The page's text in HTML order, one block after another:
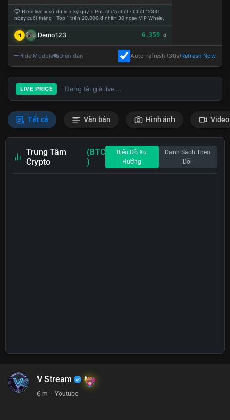
Điểm live = số dư ví + ký quỹ + PnL chưa chốt · Chốt 12:00
ngày cuối tháng · Top 1 trên 20.000 đ nhận 30 ngày VIP Whale.
1 Demo123 6.359 đ
Hide Module Diễn đàn Auto-refresh (30s)Refresh Now
LIVE PRICE Đang tải giá live...
Tất cả Văn bản Hình ảnh Video
Trung Tâm
Crypto
(BTC
)
Biểu Đồ Xu
Hướng
Danh Sách Theo
Dõi
V Stream
7 m · Youtube